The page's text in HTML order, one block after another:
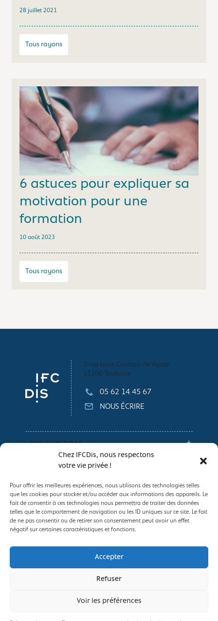
Chez IFCDis, nous respectons
votre vie privée !
Pour offrir les meilleures expériences, nous utilisons des technologies telles
que les cookies pour stocker et/ou accéder aux informations des appareils. Le
fait de consentir à ces technologies nous permettra de traiter des données
telles que le comportement de navigation ou les ID uniques sur ce site. Le fait
de ne pas consentir ou de retirer son consentement peut avoir un effet
négatif sur certaines caractéristiques et fonctions.
Accepter
Refuser
Voir les préférences
28 juillet 2021
Tous rayons
6 astuces pour expliquer sa
motivation pour une
formation
10 août 2023
Tous rayons
3 rue Louis Courtois de Viçose
31100 Toulouse
05 62 14 45 67
NOUS ÉCRIRE
VOS QUESTIONS
NOS CONSEILS
Espace entreprises
Conditions générales de vente
Politique des Cookies